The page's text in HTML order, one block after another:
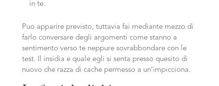
in te.
Puo apparire previsto, tuttavia fai mediante mezzo di
farlo conversare degli argomenti come stanno a
sentimento verso te neppure sovrabbondare con le
test. Il insidia e quale egli si senta presso quesito di
nuovo che razza di cache permesso a un’impicciona.